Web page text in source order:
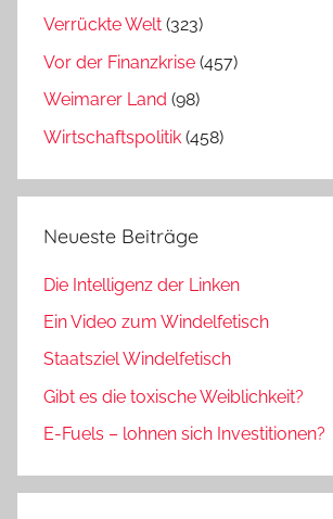
Verrückte Welt (323)
Vor der Finanzkrise (457)
Weimarer Land (98)
Wirtschaftspolitik (458)
Neueste Beiträge
Die Intelligenz der Linken
Ein Video zum Windelfetisch
Staatsziel Windelfetisch
Gibt es die toxische Weiblichkeit?
E-Fuels – lohnen sich Investitionen?